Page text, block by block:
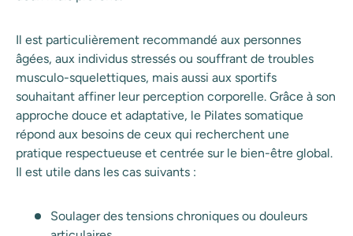
Il est particulièrement recommandé aux personnes
âgées, aux individus stressés ou souffrant de troubles
musculo-squelettiques, mais aussi aux sportifs
souhaitant affiner leur perception corporelle. Grâce à son
approche douce et adaptative, le Pilates somatique
répond aux besoins de ceux qui recherchent une
pratique respectueuse et centrée sur le bien-être global.
Il est utile dans les cas suivants :
Soulager des tensions chroniques ou douleurs